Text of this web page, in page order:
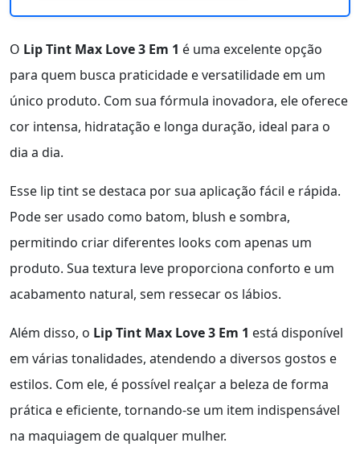
O Lip Tint Max Love 3 Em 1 é uma excelente opção
para quem busca praticidade e versatilidade em um
único produto. Com sua fórmula inovadora, ele oferece
cor intensa, hidratação e longa duração, ideal para o
dia a dia.
Esse lip tint se destaca por sua aplicação fácil e rápida.
Pode ser usado como batom, blush e sombra,
permitindo criar diferentes looks com apenas um
produto. Sua textura leve proporciona conforto e um
acabamento natural, sem ressecar os lábios.
Além disso, o Lip Tint Max Love 3 Em 1 está disponível
em várias tonalidades, atendendo a diversos gostos e
estilos. Com ele, é possível realçar a beleza de forma
prática e eficiente, tornando-se um item indispensável
na maquiagem de qualquer mulher.